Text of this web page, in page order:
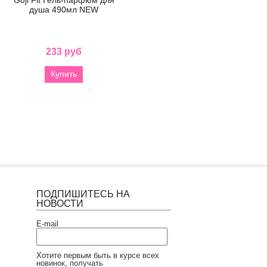
душа 490мл NEW
233 руб
Купить
ПОДПИШИТЕСЬ НА
НОВОСТИ
E-mail
Хотите первым быть в курсе всех
новинок, получать